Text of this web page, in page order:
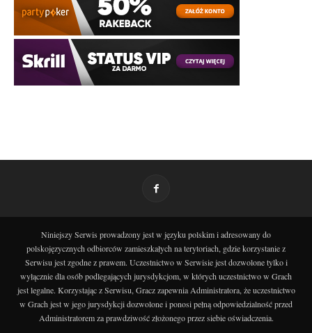
Niniejszy Serwis prowadzony jest w języku polskim i adresowany do
polskojęzycznych odbiorców zamieszkałych na terytoriach, gdzie korzystanie z
Serwisu jest zgodne z prawem. Uczestnictwo w Serwisie jest dozwolone tylko i
wyłącznie dla osób podlegających jurysdykcjom, w których uczestnictwo w Grach
jest legalne. Korzystając z Serwisu, Gracz zapewnia Administratora, że uczestnictwo
w Grach jest w jego jurysdykcji dozwolone i ponosi pełną odpowiedzialność przed
Administratorem za prawdziwość złożonego przez siebie oświadczenia.